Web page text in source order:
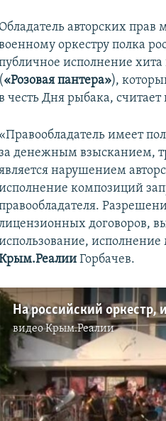
Обладатель авторских прав
оркестру полка
исполнение
(«Розовая пантера»)​,
честь Дня рыбака,
«Правообладатель имеет
денежным взысканием,
нарушением
композиций
договоров,
Горбачев.
видеоКрым.Реалии
No